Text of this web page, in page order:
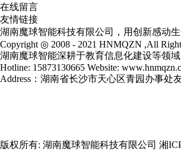
在线留言
友情链接
湖南魔球智能科技有限公司，用创新感动
Copyright ◎ 2008 - 2021 HNMQZN ,All
湖南魔球智能深耕于教育信息化建设等领
Hotline: 15873130665 Website:
Address：湖南省长沙市天心区青园办事处
版权所有: 湖南魔球智能科技有限公司 湘